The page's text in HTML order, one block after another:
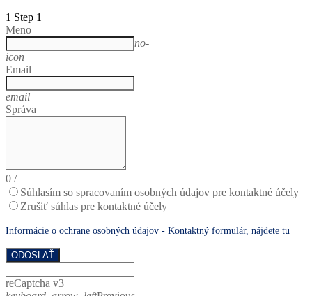
1 Step 1
Meno
no-
icon
Email
email
Správa
0 /
Súhlasím so spracovaním osobných údajov pre kontaktné účely
Zrušiť súhlas pre kontaktné účely
Informácie o ochrane osobných údajov - Kontaktný formulár, nájdete tu
ODOSLAŤ
reCaptcha v3